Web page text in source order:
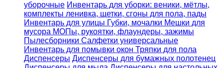
уборочные Инвентарь для уборки: веники, мётлы,
комплекты ленивка, щетки, сгоны для пола, пады
Инвентарь для улицы Губки, мочалки Мешки для
мусора МОПы, рукоятки, флаундеры, зажимы
Пылесборники Салфетки универсальные
Инвентарь для помывки окон Тряпки для пола
Диспенсеры Диспенсеры для бумажных полотенец